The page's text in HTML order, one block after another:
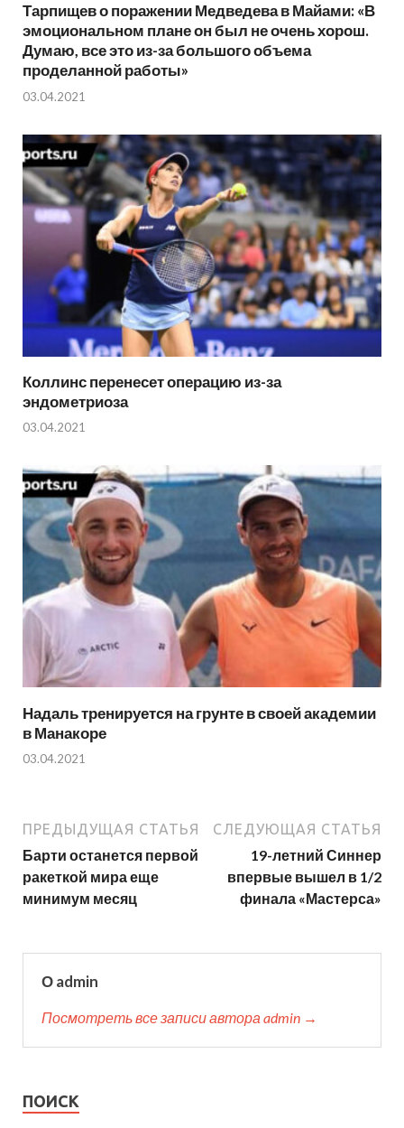
Тарпищев о поражении Медведева в Майами: «В
эмоциональном плане он был не очень хорош.
Думаю, все это из-за большого объема
проделанной работы»
03.04.2021
Коллинс перенесет операцию из-за
эндометриоза
03.04.2021
Надаль тренируется на грунте в своей академии
в Манакоре
03.04.2021
ПРЕДЫДУЩАЯ СТАТЬЯ
Барти останется первой
ракеткой мира еще
минимум месяц
СЛЕДУЮЩАЯ СТАТЬЯ
19-летний Синнер
впервые вышел в 1/2
финала «Мастерса»
О admin
Посмотреть все записи автора admin →
ПОИСК